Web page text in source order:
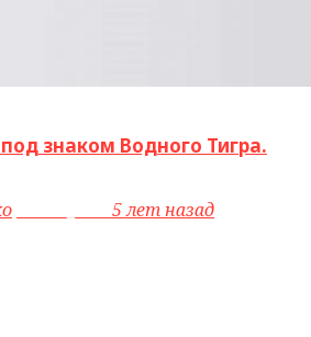
знаком Водного Тигра.
5 лет назад